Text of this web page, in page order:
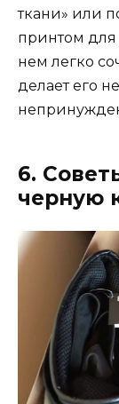
ткани» или
принтом для
нем легко
делает его
6.
черную